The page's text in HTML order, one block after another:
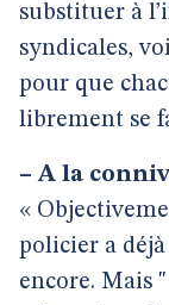
substituer à
syndicales,
pour que
librement se
– A la
«
policier a
encore. Mais